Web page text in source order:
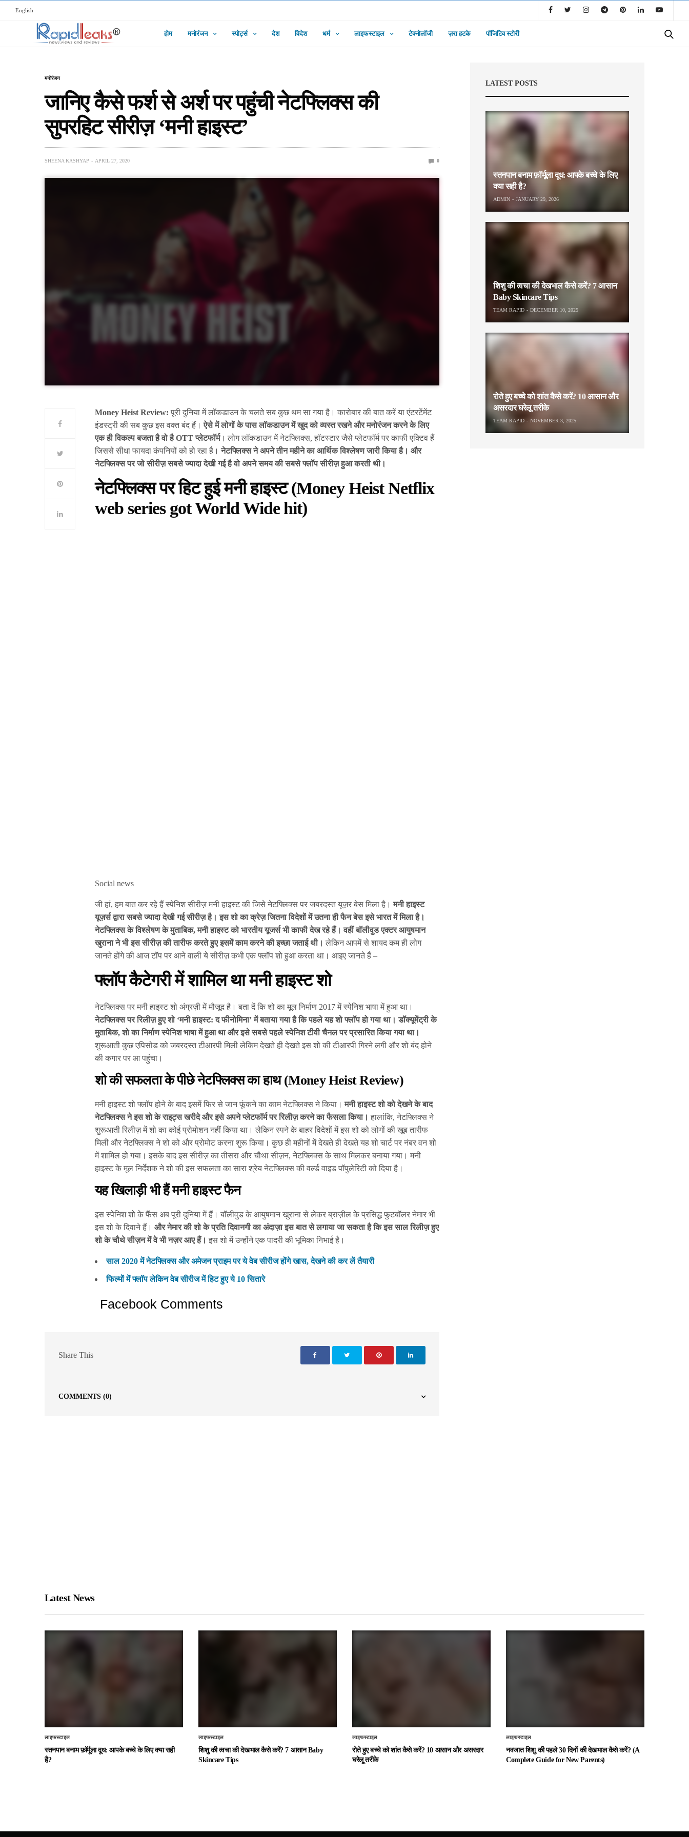
English
होम मनोरंजन स्पोर्ट्स देश विदेश धर्म लाइफस्टाइल टेक्नोलॉजी ज़रा हटके पॉजिटिव स्टोरी
मनोरंजन
जानिए कैसे फर्श से अर्श पर पहुंची नेटफ्लिक्स की
सुपरहिट सीरीज़ ‘मनी हाइस्ट’
SHEENA KASHYAP APRIL 27, 2020 0
Money Heist Review:पूरी दुनिया में लॉकडाउन के चलते सब कुछ थम सा गया है। कारोबार की बात करें या एंटरटेंमेंट
इंडस्ट्री की सब कुछ इस वक्त बंद हैं। ऐसे में लोगों के पास लॉकडाउन में खुद को व्यस्त रखने और मनोरंजन करने के लिए
एक ही विकल्प बजता है वो है OTT प्लेटफॉर्म। लोग लॉकडाउन में नेटफ्लिक्स, हॉटस्टार जैसे प्लेटफॉर्म पर काफी एक्टिव हैं
जिससे सीधा फायदा कंपनियों को हो रहा है। नेटफ्लिक्स ने अपने तीन महीने का आर्थिक विश्लेषण जारी किया है। और
नेटफ्लिक्स पर जो सीरीज़ सबसे ज्यादा देखी गई है वो अपने समय की सबसे फ्लॉप सीरीज़ हुआ करती थी।
नेटफ्लिक्स पर हिट हुई मनी हाइस्ट (Money Heist Netflix
web series got World Wide hit)
Social news
जी हां, हम बात कर रहे हैं स्पेनिश सीरीज़ मनी हाइस्ट की जिसे नेटफ्लिक्स पर जबरदस्त यूज़र बेस मिला है। मनी हाइस्ट
यूज़र्स द्वारा सबसे ज्यादा देखी गई सीरीज़ है। इस शो का क्रेज़ जितना विदेशों में उतना ही फैन बेस इसे भारत में मिला है।
नेटफ्लिक्स के विश्लेषण के मुताबिक, मनी हाइस्ट को भारतीय यूजर्स भी काफी देख रहे हैं। वहीं बॉलीवुड एक्टर आयुषमान
खुराना ने भी इस सीरीज़ की तारीफ करते हुए इसमें काम करने की इच्छा जताई थी। लेकिन आपमें से शायद कम ही लोग
जानते होंगे की आज टॉप पर आने वाली ये सीरीज़ कभी एक फ्लॉप शो हुआ करता था। आइए जानते हैं –
फ्लॉप कैटेगरी में शामिल था मनी हाइस्ट शो
नेटफ्लिक्स पर मनी हाइस्ट शो अंग्रज़ी में मौजूद है। बता दें कि शो का मूल निर्माण 2017 में स्पेनिश भाषा में हुआ था।
नेटफ्लिक्स पर रिलीज़ हुए शो ‘मनी हाइस्ट: द फीनोमिना’ में बताया गया है कि पहले यह शो फ्लॉप हो गया था। डॉक्यूमेंट्री के
मुताबिक, शो का निर्माण स्पेनिश भाषा में हुआ था और इसे सबसे पहले स्पेनिश टीवी चैनल पर प्रसारित किया गया था।
शुरूआती कुछ एपिसोड को जबरदस्त टीआरपी मिली लेकिम देखते ही देखते इस शो की टीआरपी गिरने लगी और शो बंद होने
की कगार पर आ पहुंचा।
शो की सफलता के पीछे नेटफ्लिक्स का हाथ (Money Heist Review)
मनी हाइस्ट शो फ्लॉप होने के बाद इसमें फिर से जान फूंकने का काम नेटफ्लिक्स ने किया। मनी हाइस्ट शो को देखने के बाद
नेटफ्लिक्स ने इस शो के राइट्स खरीदे और इसे अपने प्लेटफॉर्म पर रिलीज़ करने का फैसला किया।हालांकि, नेटफ्लिक्स ने
शुरूआती रिलीज़ में शो का कोई प्रोमोशन नहीं किया था। लेकिन स्पने के बाहर विदेशों में इस शो को लोगों की खूब तारीफ
मिली और नेटफ्लिक्स ने शो को और प्रोमोट करना शुरू किया। कुछ ही महीनों में देखते ही देखते यह शो चार्ट पर नंबर वन शो
में शामिल हो गया। इसके बाद इस सीरीज़ का तीसरा और चौथा सीज़न, नेटफ्लिक्स के साथ मिलकर बनाया गया। मनी
हाइस्ट के मूल निर्देशक ने शो की इस सफलता का सारा श्रेय नेटफ्लिक्स की वर्ल्ड वाइड पॉपुलेरिटी को दिया है।
यह खिलाड़ी भी हैं मनी हाइस्ट फैन
इस स्पेनिश शो के फैंस अब पूरी दुनिया में हैं। बॉलीवुड के आयुषमान खुराना से लेकर ब्राज़ील के प्रसिद्ध फुटबॉलर नेमार भी
इस शो के दिवाने हैं। और नेमार की शो के प्रति दिवानगी का अंदाज़ा इस बात से लगाया जा सकता है कि इस साल रिलीज़ हुए
शो के चौथे सीज़न में वे भी नज़र आए हैं।इस शो में उन्होंने एक पादरी की भूमिका निभाई है।
साल 2020 में नेटफ्लिक्स और अमेजन प्राइम पर ये वेब सीरीज होंगे खास, देखने की कर लें तैयारी
फिल्मों में फ्लॉप लेकिन वेब सीरीज में हिट हुए ये 10 सितारे
Facebook Comments
Share This
COMMENTS (0)
LATEST POSTS
स्तनपान बनाम फ़ॉर्मूला दूध: आपके बच्चे के लिए
क्या सही है?
ADMIN JANUARY 29, 2026
शिशु की त्वचा की देखभाल कैसे करें? 7 आसान
Baby Skincare Tips
TEAM RAPID DECEMBER 10, 2025
रोते हुए बच्चे को शांत कैसे करें? 10 आसान और
असरदार घरेलू तरीके
TEAM RAPID NOVEMBER 3, 2025
Latest News
लाइफस्टाइल
स्तनपान बनाम फ़ॉर्मूला दूध: आपके बच्चे के लिए क्या सही
है?
लाइफस्टाइल
शिशु की त्वचा की देखभाल कैसे करें? 7 आसान Baby
Skincare Tips
लाइफस्टाइल
रोते हुए बच्चे को शांत कैसे करें? 10 आसान और असरदार
घरेलू तरीके
लाइफस्टाइल
नवजात शिशु की पहले 30 दिनों की देखभाल कैसे करें? (A
Complete Guide for New Parents)